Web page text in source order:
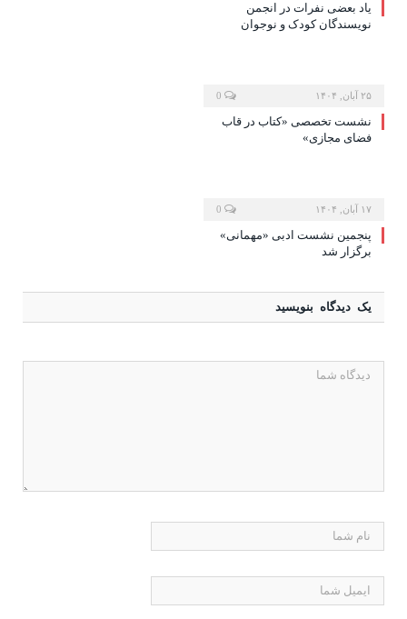
یاد بعضی نفرات در انجمن
نویسندگان کودک و نوجوان
۲۵ آبان, ۱۴۰۴
نشست تخصصی «کتاب در قاب
فضای مجازی»
۱۷ آبان, ۱۴۰۴
پنجمین نشست ادبی «مهمانی»
برگزار شد
یک دیدگاه بنویسید